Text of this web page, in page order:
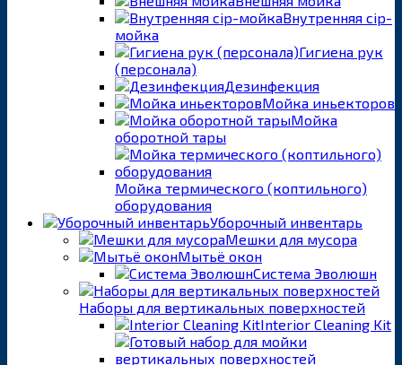
Внутренняя cip-
мойка
Гигиена рук
(персонала)
Дезинфекция
Мойка иньекторов
Мойка
оборотной тары
Мойка термического (коптильного)
оборудования
Уборочный инвентарь
Мешки для мусора
Мытьё окон
Система Эволюшн
Наборы для вертикальных поверхностей
Interior Cleaning Kit